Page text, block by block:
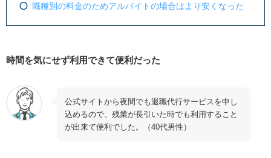
転職サポートが期待していたほどではなかった
LINE相談のみだと距離感や意図が伝わらないことが
退職代行イマスグヤメタイの特徴やサービス内容
退職代行イマスグヤメタイがおすすめな人の特徴
退職代行イマスグヤメタイを利用する手順5つ
職種別の料金のためアルバイトの場合はより安くなった
時間を気にせず利用できて便利だった
公式サイトから夜間でも退職代行サービスを申し
込めるので、残業が長引いた時でも利用すること
が出来て便利でした。（40代男性）